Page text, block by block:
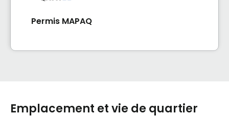
Permis MAPAQ
Emplacement et vie de quartier